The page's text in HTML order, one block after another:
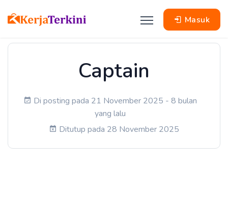
Masuk
Captain
Di posting pada 21 November 2025 - 8 bulan
yang lalu
Ditutup pada 28 November 2025